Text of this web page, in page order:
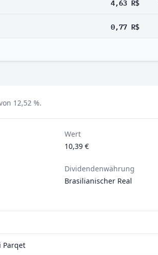
0,77 R$
12,52 %.
Wert
10,39 €
Dividendenwährung
Brasilianischer Real
Parqet